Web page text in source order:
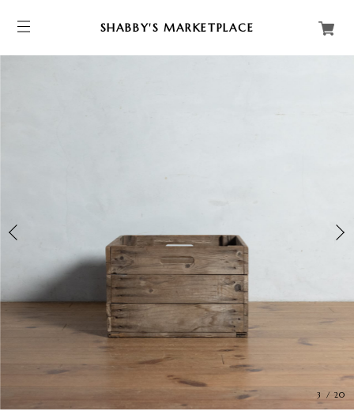
SHABBY'S MARKETPLACE
3 / 20